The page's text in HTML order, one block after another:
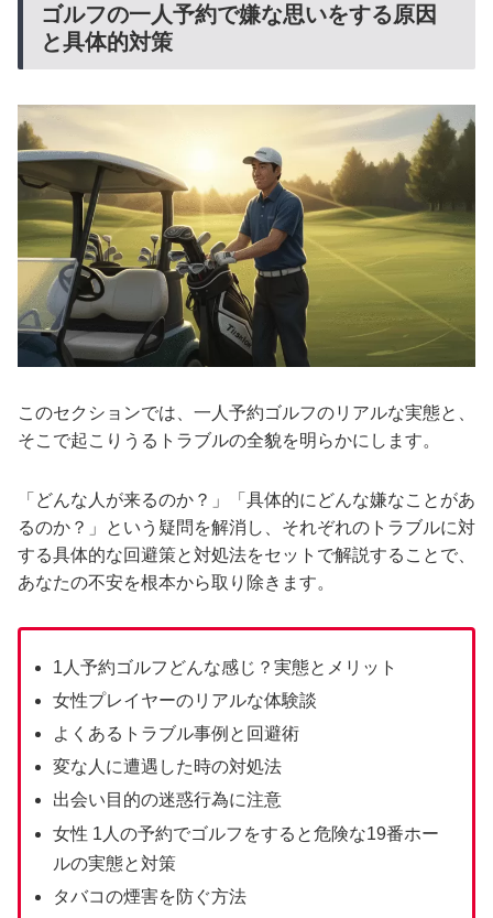
ゴルフの一人予約で嫌な思いをする原因
と具体的対策
このセクションでは、一人予約ゴルフのリアルな実態と、
そこで起こりうるトラブルの全貌を明らかにします。
「どんな人が来るのか？」「具体的にどんな嫌なことがあ
るのか？」という疑問を解消し、それぞれのトラブルに対
する具体的な回避策と対処法をセットで解説することで、
あなたの不安を根本から取り除きます。
1人予約ゴルフどんな感じ？実態とメリット
女性プレイヤーのリアルな体験談
よくあるトラブル事例と回避術
変な人に遭遇した時の対処法
出会い目的の迷惑行為に注意
女性 1人の予約でゴルフをすると危険な19番ホー
ルの実態と対策
タバコの煙害を防ぐ方法